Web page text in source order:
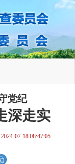
党纪
深走实
2024-07-18 08:47:05